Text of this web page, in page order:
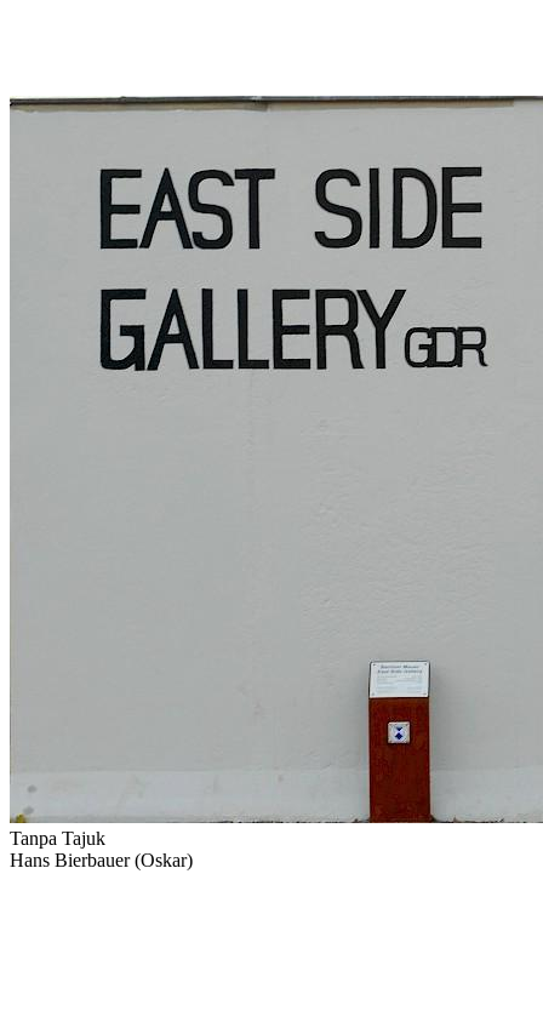
Tanpa Tajuk
Hans Bierbauer (Oskar)